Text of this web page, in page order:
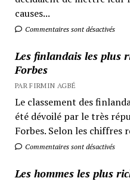
causes...
Commentaires sont désactivés
Les finlandais les plus
Forbes
PAR FIRMIN AGBÉ
Le classement des
été dévoilé par le très
Forbes. Selon les chiffres
Commentaires sont désactivés
Les hommes les plus